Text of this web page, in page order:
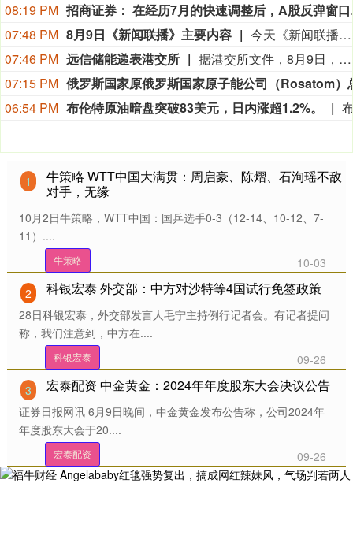
08:19 PM
招商
07:48 PM 8月9日《新闻联播》主要内容
今天《新闻联播》主要内容有：1.【新思想引领新征程】丰收背后的“稳”与“进”； 2.我国加快推进算力网建设； 3.我国加强对基础研究的长期稳定支持； 4.台风“白海豚”登陆 各地各部门全力应对； 5.7月份居民消费价格指数保持温和上涨； 6.我国加快自然资源“一张图”平台建设； 7.我国生态修复治理取得新成效； 8.【文化中国行】平遥古城活态保护焕发新光彩； 9.国内联播快讯： （1）我国地热资源直接利用规模稳居世界首位； （2）7月下旬全国在田蔬菜面积1.06亿亩 供应充足； （3）我国渤海首个千亿方大气田一期开发项目全面投产； （4）2026“百县对百校促就业行动”校地人才供需对接会举行； （5）第16届全国残疾人健身周活动启动； （6）《2026中国AI盛典》今晚总台央视综合频道播出； 10.伊朗称在美国接受其条件前不会重新开放霍尔木兹海峡： （1）伊媒称有证据显示 美军在对伊朗的军事行动中使用含磷弹药； （2）美媒称美“爱国者”导弹库存不足1700枚； 11.加拿大不列颠哥伦比亚省因林火快速蔓延进入紧急状态 大批居民撤离 美犹他州两处林火仍失控 消防直升机坠毁致两人死亡； 12.国际联播快讯： （1）俄驻日大使称日本谋“核”将招致反制； （2）保加利亚称境内爆炸无人机或来自乌克兰； （3）台风“白海豚”在日本和菲律宾引发灾情； （4）意大利埃特纳火山喷发影响机场航班。
07:46 PM 远信储能递表港交所
据港交所文件，8月9日，深圳市远信储能技术股份有限公司向港交所提交上市申请书，独家保荐人为招银国际。
07:15 PM
06:54 PM 布伦特原油暗盘突破83美元，日内涨超1.2%。
1
牛策略 WTT中国大满贯：周启豪、陈熠、石洵瑶不敌
对手，无缘
10月2日牛策略，WTT中国：国乒选手0-3（12-14、10-12、7-
11）....
牛策略
10-03
2
科银宏泰 外交部：中方对沙特等4国试行免签政策
28日科银宏泰，外交部发言人毛宁主持例行记者会。有记者提问
称，我们注意到，中方在....
科银宏泰
09-26
3
宏泰配资 中金黄金：2024年年度股东大会决议公告
证券日报网讯 6月9日晚间，中金黄金发布公告称，公司2024年
年度股东大会于20....
宏泰配资 09-26